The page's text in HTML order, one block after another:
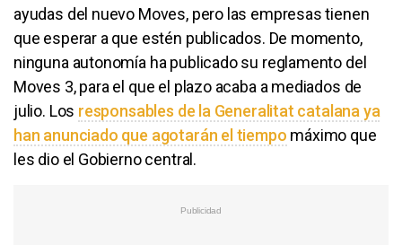
ayudas del nuevo Moves, pero las empresas tienen
que esperar a que estén publicados. De momento,
ninguna autonomía ha publicado su reglamento del
Moves 3, para el que el plazo acaba a mediados de
julio. Los responsables de la Generalitat catalana ya
han anunciado que agotarán el tiempo máximo que
les dio el Gobierno central.